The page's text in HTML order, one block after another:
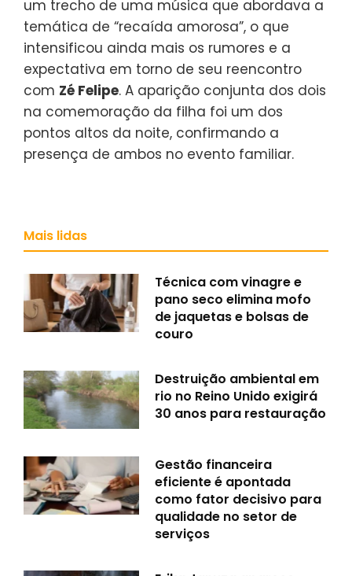
um trecho de uma música que abordava a
temática de “recaída amorosa”, o que
intensificou ainda mais os rumores e a
expectativa em torno de seu reencontro
com Zé Felipe. A aparição conjunta dos dois
na comemoração da filha foi um dos
pontos altos da noite, confirmando a
presença de ambos no evento familiar.
Mais lidas
Técnica com vinagre e
pano seco elimina mofo
de jaquetas e bolsas de
couro
Destruição ambiental em
rio no Reino Unido exigirá
30 anos para restauração
Gestão financeira
eficiente é apontada
como fator decisivo para
qualidade no setor de
serviços